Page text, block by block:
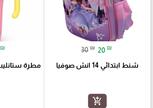
30 ₪ 20 ₪
شنط ابتدائي 14 انش صوفيا
add_shopping_cart
₪